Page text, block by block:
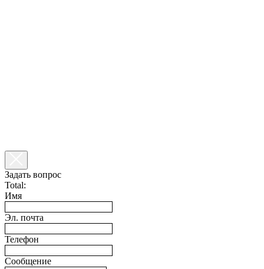
Задать вопрос
Total:
Имя
Эл. почта
Телефон
Сообщение